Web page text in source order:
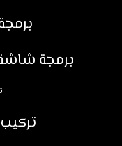
برمجة